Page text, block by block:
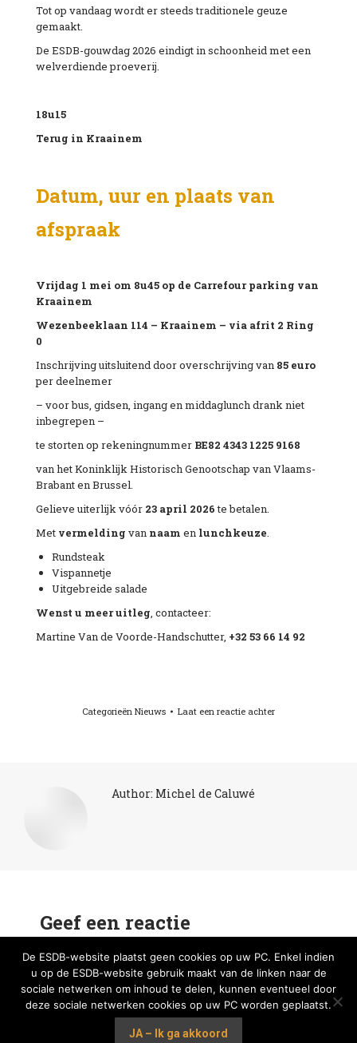
Tot op vandaag wordt er steeds traditionele geuze
gemaakt.
De ESDB-gouwdag 2026 eindigt in schoonheid met een
welverdiende proeverij.
18u15
Terug in Kraainem
Datum, uur en plaats van
afspraak
Vrijdag 1 mei om 8u45 op de Carrefour parking van
Kraainem
Wezenbeeklaan 114 – Kraainem – via afrit 2 Ring
0
Inschrijving uitsluitend door overschrijving van 85 euro
per deelnemer
– voor bus, gidsen, ingang en middaglunch drank niet
inbegrepen –
te storten op rekeningnummer BE82 4343 1225 9168
van het Koninklijk Historisch Genootschap van Vlaams-
Brabant en Brussel.
Gelieve uiterlijk vóór 23 april 2026te betalen.
Met vermelding van naam en lunchkeuze.
Rundsteak
Vispannetje
Uitgebreide salade
Wenst u meer uitleg, contacteer:
Martine Van de Voorde-Handschutter, +32 53 66 14 92
Categorieën Nieuws Laat een reactie achter
Author: Michel de Caluwé
Geef een reactie
You must be logged in to post a comment.
Ⓒ Koninlijk Historisch Genootschap van Vlaams-Brabant en Brussel vzw
De ESDB-website plaatst geen cookies op uw PC. Enkel indien
u op de ESDB-website gebruik maakt van de linken naar de
sociale netwerken om inhoud te delen, kunnen eventueel door
deze sociale netwerken cookies op uw PC worden geplaatst.
JA – Ik ga akkoord